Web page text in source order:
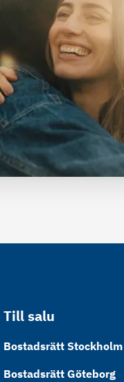
Till salu
Bostadsrätt Stockholm
Bostadsrätt Göteborg